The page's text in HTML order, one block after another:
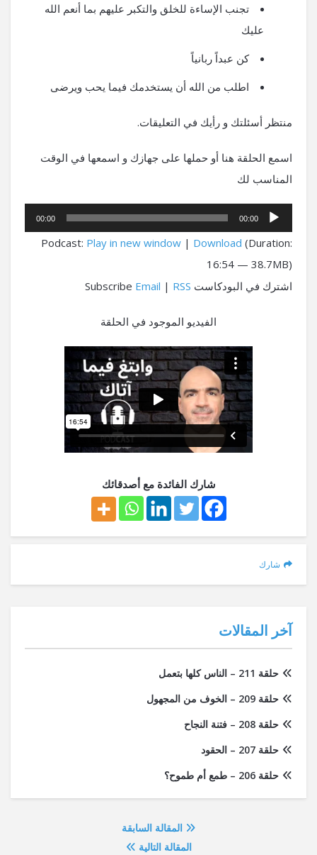
تجنب الإساءة للخلق والتكبر عليهم بما أنعم الله
عليك
كن عبداً ربانياً
اطلب من الله أن يستخدمك فيما يحب ويرضى
منتظر أسئلتك و رأيك في التعليقات.
اسمع الحلقة هنا أو حملها على جهازك و اسمعها في الوقت
المناسب لك
مشغل
الصوت
00:00
00:00
Podcast: Play in new window | Download (Duration:
16:54 — 38.7MB)
اشترك في البودكاست Subscribe
Email | RSS
الفيديو الموجود في الحلقة
شارك الفائدة مع أصدقائك
شارك
آخر المقالات
حلقة 211 – الناس كلها بتعمل
حلقة 209 – الخوف من المجهول
حلقة 208 – فتنة النجاح
حلقة 207 – الحقود
حلقة 206 – طمع أم طموح؟
المقالة السابقة
المقالة التالية